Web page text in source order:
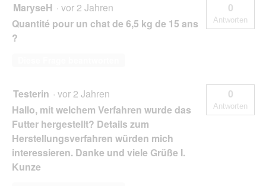
MaryseH · vor 2 Jahren
Quantité pour un chat de 6,5 kg de 15 ans
?
0
Antworten
Testerin · vor 2 Jahren
Hallo, mit welchem Verfahren wurde das
Futter hergestellt? Details zum
Herstellungsverfahren würden mich
interessieren. Danke und viele Grüße I.
Kunze
0
Antworten